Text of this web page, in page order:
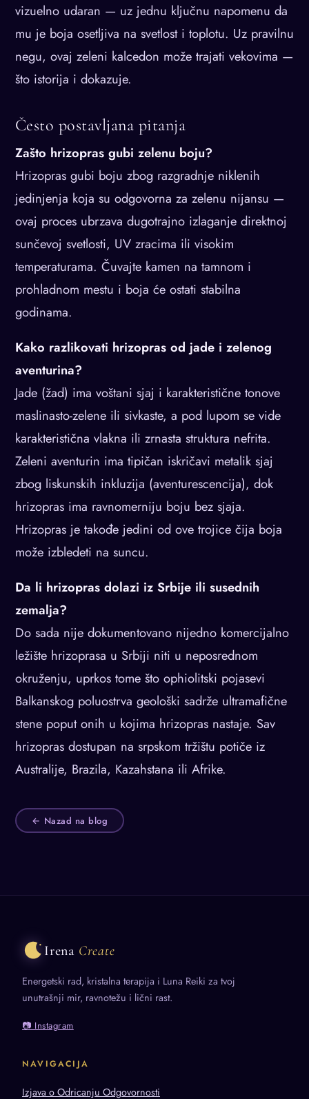
vizuelno udaran — uz jednu ključnu napomenu da
mu je boja osetljiva na svetlost i toplotu. Uz pravilnu
negu, ovaj zeleni kalcedon može trajati vekovima —
što istorija i dokazuje.
Često postavljana pitanja
Zašto hrizopras gubi zelenu boju?
Hrizopras gubi boju zbog razgradnje niklenih
jedinjenja koja su odgovorna za zelenu nijansu —
ovaj proces ubrzava dugotrajno izlaganje direktnoj
sunčevoj svetlosti, UV zracima ili visokim
temperaturama. Čuvajte kamen na tamnom i
prohlаdnom mestu i boja će ostati stabilna
godinama.
Kako razlikovati hrizopras od jade i zelenog
aventurina?
Jade (žad) ima voštani sjaj i karakteristične tonove
maslinasto-zelene ili sivkaste, a pod lupom se vide
karakteristična vlakna ili zrnasta struktura nefrita.
Zeleni aventurin ima tipičan iskričavi metalik sjaj
zbog liskunskih inkluzija (aventurescencija), dok
hrizopras ima ravnomerniju boju bez sjaja.
Hrizopras je takođe jedini od ove trojice čija boja
može izbledeti na suncu.
Da li hrizopras dolazi iz Srbije ili susednih
zemalja?
Do sada nije dokumentovano nijedno komercijalno
ležište hrizoprasа u Srbiji niti u neposrednom
okruženju, uprkos tome što ophiolitski pojasevi
Balkanskog poluostrva geološki sadrže ultramafične
stene poput onih u kojima hrizopras nastaje. Sav
hrizopras dostupan na srpskom tržištu potiče iz
Australije, Brazila, Kazahstana ili Afrike.
← Nazad na blog
Irena Create
Energetski rad, kristalna terapija i Luna Reiki za tvoj
unutrašnji mir, ravnotežu i lični rast.
📷 Instagram
NAVIGACIJA
Izjava o Odricanju Odgovornosti